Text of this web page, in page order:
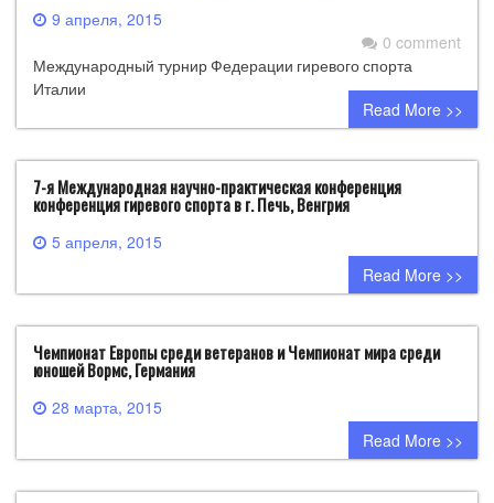
9 апреля, 2015
0 comment
Международный турнир Федерации гиревого спорта
Италии
Read More >>
7-я Международная научно-практическая конференция
конференция гиревого спорта в г. Печь, Венгрия
5 апреля, 2015
0 comment
Read More >>
Чемпионат Европы среди ветеранов и Чемпионат мира среди
юношей Вормс, Германия
28 марта, 2015
0 comment
Read More >>